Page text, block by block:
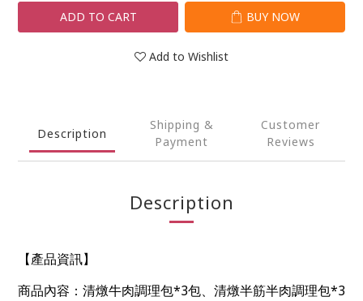
ADD TO CART BUY NOW
Add to Wishlist
Description
Shipping &
Payment
Customer
Reviews
Description
【產品資訊】
商品內容：清燉牛肉調理包*3包、清燉半筋半肉調理包*3